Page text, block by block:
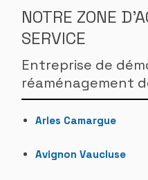
NOTRE ZONE
SERVICE
Entreprise de
réaménagement
Arles Camargue
Avignon Vaucluse